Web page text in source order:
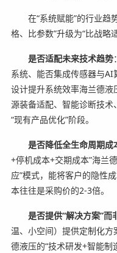
在“系统赋能”的行业趋
格、比参数”升级为“比战略
是否适配未来技术趋势
系统、能否集成传感器与
设计提升系统效率海兰德
源装备适配、智能诊断技
“现有产品优化”阶段。
是否降低全生命周期成
+停机成本+交期成本”海兰
应”模式，能将客户的隐性
本往往是采购价的2-3倍。
是否提供“解决方案”而
温、小空间）提供定制化
德液压的“技术研发+智能制